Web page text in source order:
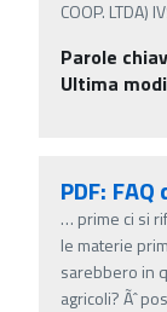
COOP. LTDA)
Parole
Ultima
PDF:
… prime ci si
le materie
sarebbero in
agricoli? Ãˆ